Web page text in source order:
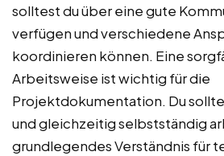
solltest du über eine gute
verfügen und verschiedene
koordinieren können. Eine
Arbeitsweise ist wichtig für die
Projektdokumentation. Du
und gleichzeitig selbstständig
grundlegendes Verständnis für